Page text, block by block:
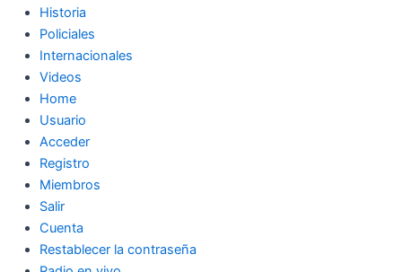
Historia
Policiales
Internacionales
Videos
Home
Usuario
Acceder
Registro
Miembros
Salir
Cuenta
Restablecer la contraseña